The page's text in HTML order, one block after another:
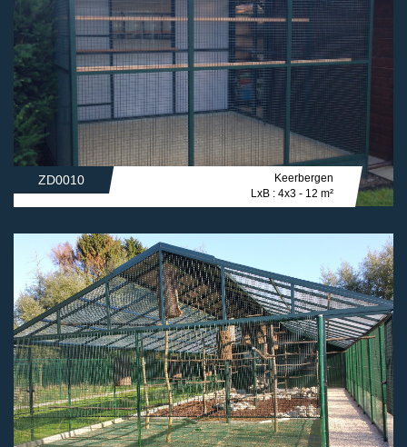
ZD0010
Keerbergen
LxB : 4x3 - 12 m²